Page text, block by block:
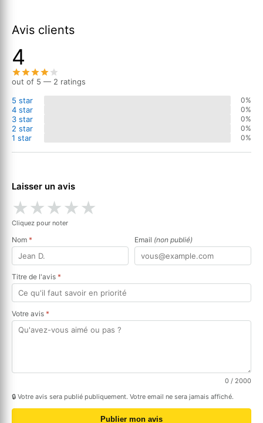
Avis clients
4
out of 5 — 2 ratings
5 star
0%
4 star 0%
3 star 0%
2 star 0%
1 star 0%
Laisser un avis
★★★★★
Cliquez pour noter
Nom * Email (non publié)
Titre de l'avis *
Votre avis *
0 / 2000
🔒 Votre avis sera publié publiquement. Votre email ne sera jamais affiché.
Publier mon avis